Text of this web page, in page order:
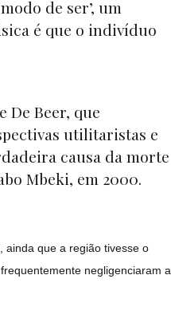
de ser’, um
é que o indivíduo
De Beer, que
utilitaristas e
causa da morte
Mbeki, em 2000.
ainda que a região tivesse o
negligenciaram a